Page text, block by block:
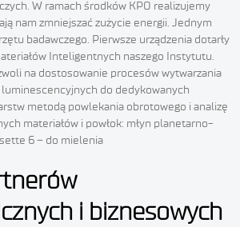
W ramach środków KPO realizujemy
nam zmniejszać zużycie energii. Jednym
badawczego. Pierwsze urządzenia dotarły
Inteligentnych naszego Instytutu.
na dostosowanie procesów wytwarzania
do dedykowanych
metodą powlekania obrotowego i analizę
materiałów i powłok: młyn planetarno-
6 – do mielenia
i biznesowych